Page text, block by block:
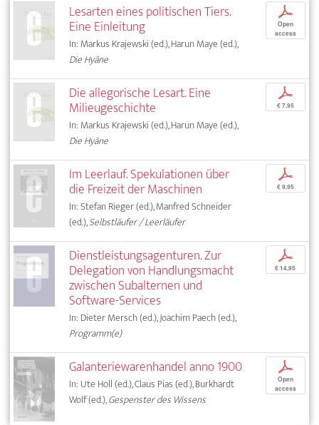
Lesarten eines politischen Tiers.
Eine Einleitung
In: Markus Krajewski (ed.), Harun Maye (ed.),
Die Hyäne
p
Open
access
Die allegorische Lesart. Eine
Milieugeschichte
In: Markus Krajewski (ed.), Harun Maye (ed.),
Die Hyäne
p
€ 7,95
Im Leerlauf. Spekulationen über
die Freizeit der Maschinen
In: Stefan Rieger (ed.), Manfred Schneider
(ed.),Selbstläufer / Leerläufer
p
€ 9,95
Dienstleistungsagenturen. Zur
Delegation von Handlungsmacht
zwischen Subalternen und
Software-Services
In: Dieter Mersch (ed.), Joachim Paech (ed.),
Programm(e)
p
€ 14,95
Galanteriewarenhandel anno 1900
In: Ute Holl (ed.), Claus Pias (ed.), Burkhardt
Wolf (ed.),Gespenster des Wissens
p
Open
access